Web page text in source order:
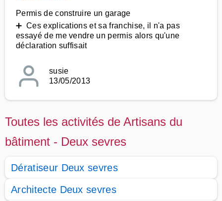
Permis de construire un garage
➕ Ces explications et sa franchise, il n'a pas
essayé de me vendre un permis alors qu'une
déclaration suffisait
susie
13/05/2013
Toutes les activités de Artisans du
bâtiment - Deux sevres
Dératiseur Deux sevres
Architecte Deux sevres